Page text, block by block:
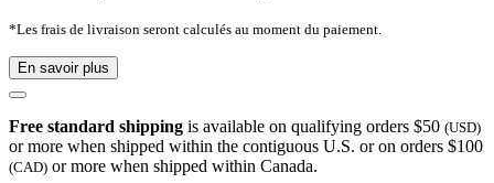
*Les frais de livraison seront calculés au moment du paiement.
En savoir plus
Free standard shipping is available on qualifying orders $50 (USD)
or more when shipped within the contiguous U.S. or on orders $100
(CAD) or more when shipped within Canada.